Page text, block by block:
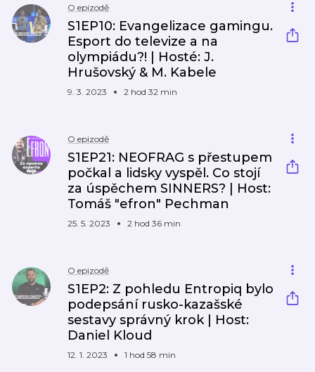
O epizodě
S1EP10: Evangelizace gamingu.
Esport do televize a na
olympiádu?! | Hosté: J.
Hrušovský & M. Kabele
9. 3. 2023 2 hod 32 min
O epizodě
S1EP21: NEOFRAG s přestupem
počkal a lidsky vyspěl. Co stojí
za úspěchem SINNERS? | Host:
Tomáš "efron" Pechman
25. 5. 2023 2 hod 36 min
O epizodě
S1EP2: Z pohledu Entropiq bylo
podepsání rusko-kazašské
sestavy správný krok | Host:
Daniel Kloud
12. 1. 2023 1 hod 58 min